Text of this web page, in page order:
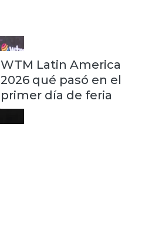
WTM Latin America
2026 qué pasó en el
primer día de feria